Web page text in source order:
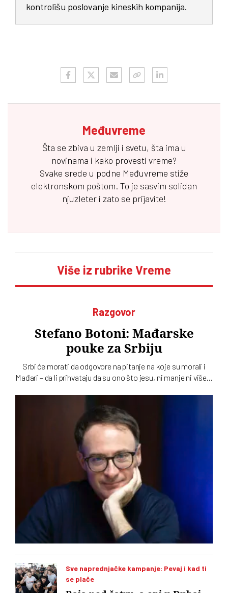
kontrolišu poslovanje kineskih kompanija.
Međuvreme
Šta se zbiva u zemlji i svetu, šta ima u
novinama i kako provesti vreme?
Svake srede u podne Međuvreme stiže
elektronskom poštom. To je sasvim solidan
njuzleter i zato se prijavite!
Više iz rubrike Vreme
Razgovor
Stefano Botoni: Mađarske
pouke za Srbiju
Srbi će morati da odgovore na pitanje na koje su morali i
Mađari – da li prihvataju da su ono što jesu, ni manje ni više…
Mađarskoj
Sve naprednjačke kampanje: Pevaj i kad ti
se plače